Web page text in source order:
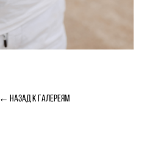
← назад к галереям